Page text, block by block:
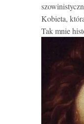
Kobieta,
Tak mnie